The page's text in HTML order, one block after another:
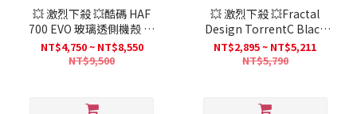
💥 激烈下殺 💥酷碼 HAF
700 EVO 玻璃透側機殼 白
色(E-ATX/Type-C內建風
扇前2後2底1/可拆式上蓋/
166mm)
NT$4,750 ~ NT$8,550
NT$9,500
💥 激烈下殺 💥Fractal
Design TorrentC Black
TG D 黑 Fractal Design
Torrent Compact RGB
NT$2,895 ~ NT$5,211
NT$5,790